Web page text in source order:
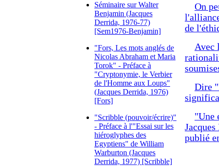
Séminaire sur Walter
Benjamin (Jacques
Derrida, 1976-77)
[Sem1976-Benjamin]
"Fors, Les mots anglés de
Nicolas Abraham et Maria
Torok" - Préface à
"Cryptonymie, le Verbier
de l'Homme aux Loups"
(Jacques Derrida, 1976)
[Fors]
"Scribble (pouvoir/écrire)"
- Préface à l'"Essai sur les
hiéroglyphes des
Egyptiens" de William
Warburton (Jacques
Derrida, 1977) [Scribble]
On
de
Avec
Dire
"Une
publié